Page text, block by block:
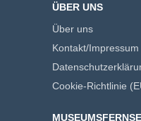
ÜBER UNS
Über uns
Kontakt/Impressum
Cookie-Richtlinie